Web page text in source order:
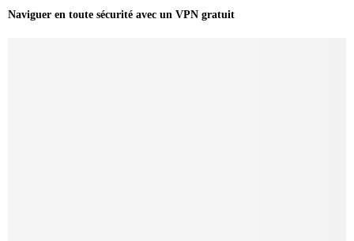
Naviguer en toute sécurité avec un VPN gratuit